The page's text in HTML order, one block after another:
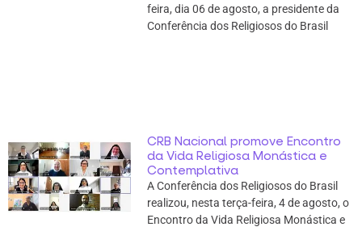
feira, dia 06 de agosto, a presidente da
Conferência dos Religiosos do Brasil
CRB Nacional promove Encontro
da Vida Religiosa Monástica e
Contemplativa
A Conferência dos Religiosos do Brasil
realizou, nesta terça-feira, 4 de agosto, o
Encontro da Vida Religiosa Monástica e